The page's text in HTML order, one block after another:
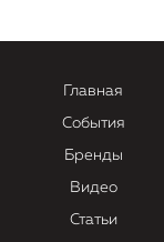
Главная
События
Бренды
Видео
Статьи